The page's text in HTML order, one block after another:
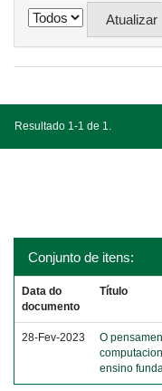
Resultado 1-1 de 1.
Conjunto de itens:
Data do
documento
Título
28-Fev-2023
O
ensino